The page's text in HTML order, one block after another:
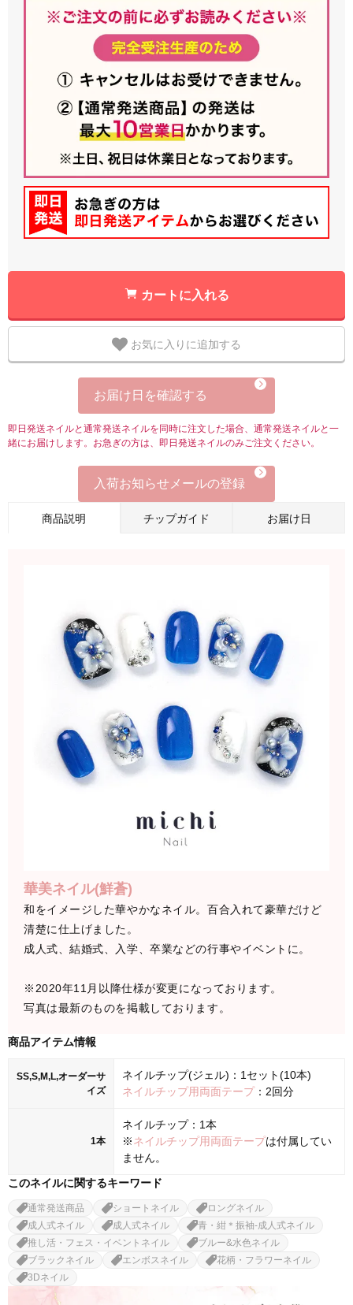
カートに入れる
お気に入りに追加する
お届け日を確認する
即日発送ネイルと通常発送ネイルを同時に注文した場合、通常発送ネイルと一
緒にお届けします。お急ぎの方は、即日発送ネイルのみご注文ください。
入荷お知らせメールの登録
商品説明 チップガイド お届け日
華美ネイル(鮮蒼)
和をイメージした華やかなネイル。百合入れて豪華だけど
清楚に仕上げました。
成人式、結婚式、入学、卒業などの行事やイベントに。
※2020年11月以降仕様が変更になっております。
写真は最新のものを掲載しております。
商品アイテム情報
SS,S,M,L,オーダーサ
イズ
ネイルチップ(ジェル)：1セット(10本)
ネイルチップ用両面テープ：2回分
1本
ネイルチップ：1本
※ネイルチップ用両面テープは付属してい
ません。
このネイルに関するキーワード
通常発送商品 ショートネイル
ロングネイル
成人式ネイル
成人式ネイル
青・紺＊振袖-成人式ネイル
推し活・フェス・イベントネイル
ブルー&水色ネイル
ブラックネイル
エンボスネイル
花柄・フラワーネイル
3Dネイル